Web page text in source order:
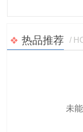
热品推荐 /
未